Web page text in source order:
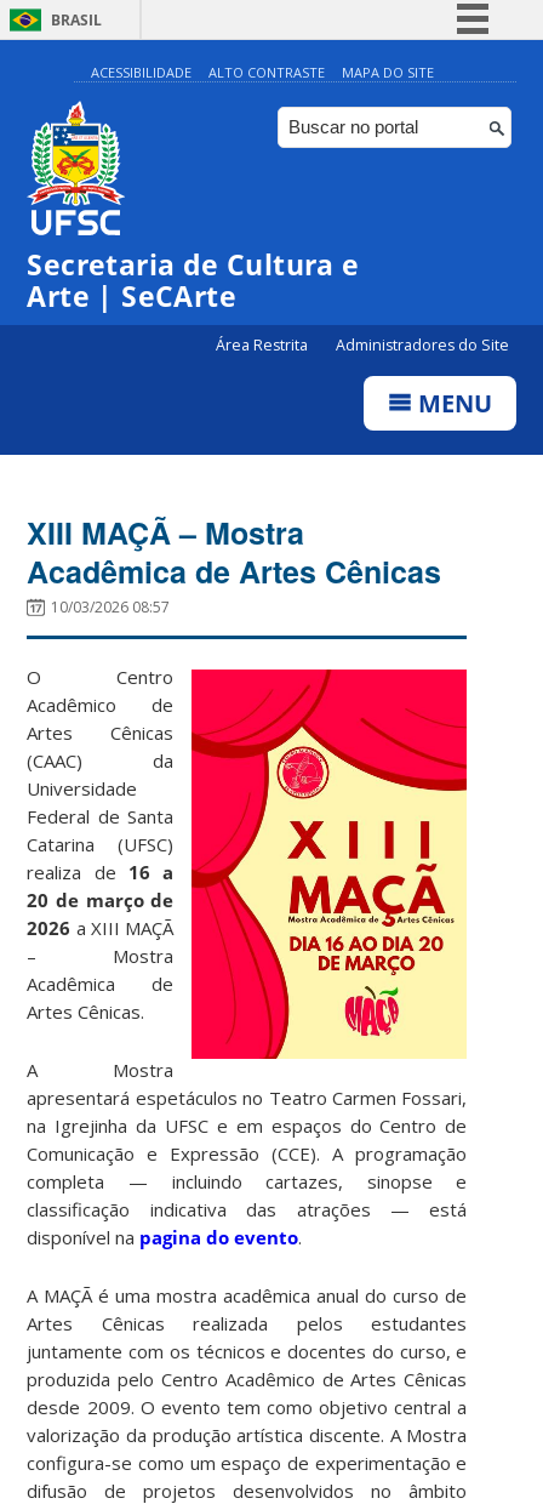
BRASIL
Simplifique!
Comunica BR
Participe
ACESSIBILIDADE ALTO CONTRASTE MAPA DO SITE
Secretaria de Cultura e
Arte | SeCArte
Área Restrita Administradores do Site
MENU
XIII MAÇÃ – Mostra
Acadêmica de Artes Cênicas
10/03/2026 08:57
O Centro
Acadêmico de
Artes Cênicas
(CAAC) da
Universidade
Federal de Santa
Catarina (UFSC)
realiza de 16 a
20 de março de
2026 a XIII MAÇÃ
– Mostra
Acadêmica de
Artes Cênicas.
A Mostra
apresentará espetáculos no Teatro Carmen Fossari,
na Igrejinha da UFSC e em espaços do Centro de
Comunicação e Expressão (CCE). A programação
completa — incluindo cartazes, sinopse e
classificação indicativa das atrações — está
disponível na pagina do evento.
A MAÇÃ é uma mostra acadêmica anual do curso de
Artes Cênicas realizada pelos estudantes
juntamente com os técnicos e docentes do curso, e
produzida pelo Centro Acadêmico de Artes Cênicas
desde 2009. O evento tem como objetivo central a
valorização da produção artística discente. A Mostra
configura-se como um espaço de experimentação e
difusão de projetos desenvolvidos no âmbito